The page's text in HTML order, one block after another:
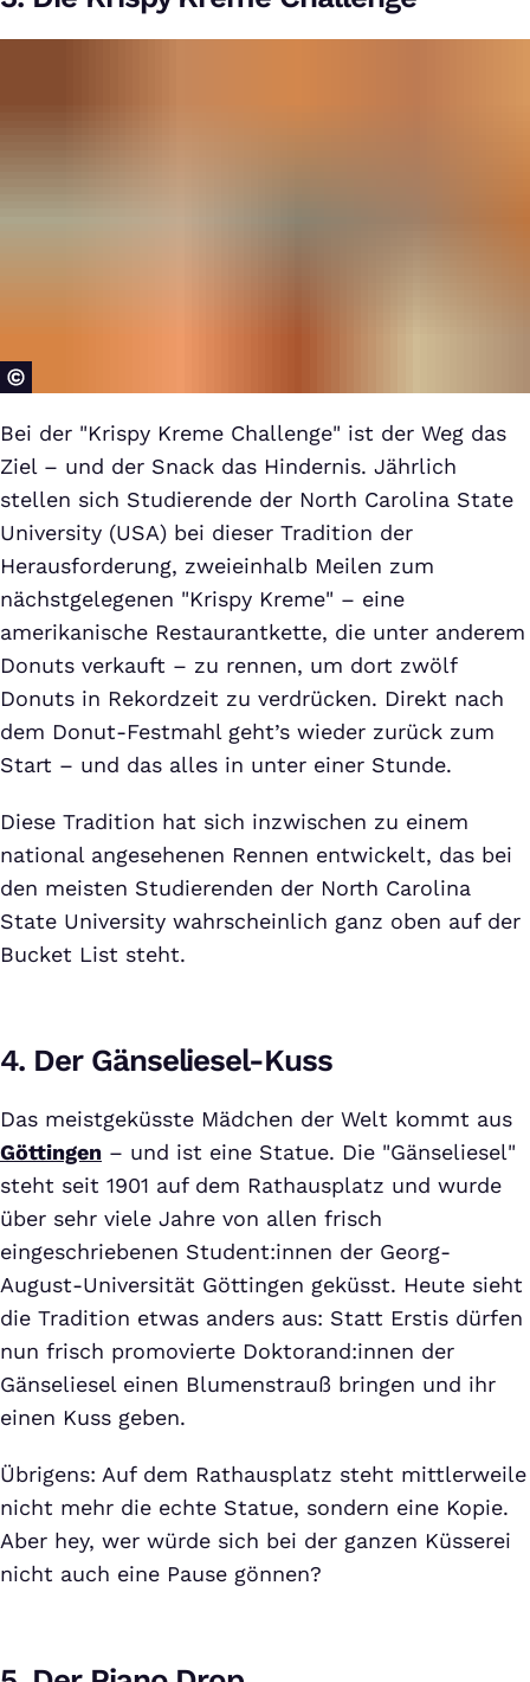
Bei der "Krispy Kreme Challenge" ist der Weg das
Ziel – und der Snack das Hindernis. Jährlich
stellen sich Studierende der North Carolina State
University (USA) bei dieser Tradition der
Herausforderung, zweieinhalb Meilen zum
nächstgelegenen "Krispy Kreme" – eine
amerikanische Restaurantkette, die unter anderem
Donuts verkauft – zu rennen, um dort zwölf
Donuts in Rekordzeit zu verdrücken. Direkt nach
dem Donut-Festmahl geht’s wieder zurück zum
Start – und das alles in unter einer Stunde.
Diese Tradition hat sich inzwischen zu einem
national angesehenen Rennen entwickelt, das bei
den meisten Studierenden der North Carolina
State University wahrscheinlich ganz oben auf der
Bucket List steht.
4. Der Gänseliesel-Kuss
Das meistgeküsste Mädchen der Welt kommt aus
Göttingen – und ist eine Statue. Die "Gänseliesel"
steht seit 1901 auf dem Rathausplatz und wurde
über sehr viele Jahre von allen frisch
eingeschriebenen Student:innen der Georg-
August-Universität Göttingen geküsst. Heute sieht
die Tradition etwas anders aus: Statt Erstis dürfen
nun frisch promovierte Doktorand:innen der
Gänseliesel einen Blumenstrauß bringen und ihr
einen Kuss geben.
Übrigens: Auf dem Rathausplatz steht mittlerweile
nicht mehr die echte Statue, sondern eine Kopie.
Aber hey, wer würde sich bei der ganzen Küsserei
nicht auch eine Pause gönnen?